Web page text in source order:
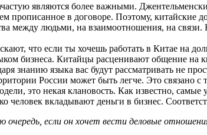
являются более важными.
прописанное в договоре. Поэтому, китайские
между людьми, на взаимоотношения, на
что если ты хочешь работать в Китае на
бизнеса. Китайцы расценивают общение на
знанию языка вас будут рассматривать не
России может быть легче. Это связано
это некая клановость. Как известно,
человек вкладывают деньги в бизнес.
очередь, если он хочет вести деловые